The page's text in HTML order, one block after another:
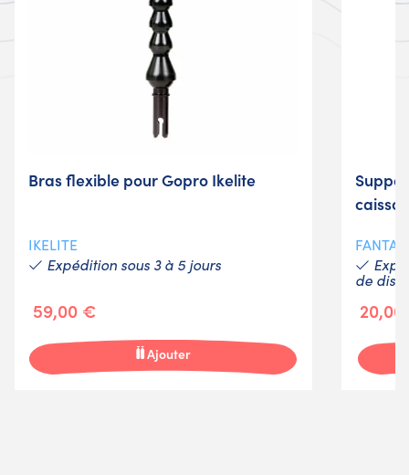
Bras flexible pour Gopro Ikelite
IKELITE
Expédition sous 3 à 5 jours
59,00 €
Ajouter
de